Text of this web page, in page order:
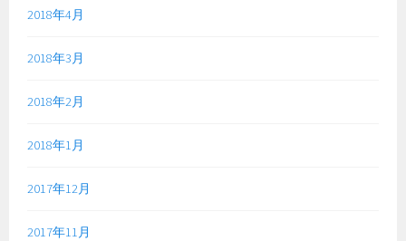
2018年4月
2018年3月
2018年2月
2018年1月
2017年12月
2017年11月